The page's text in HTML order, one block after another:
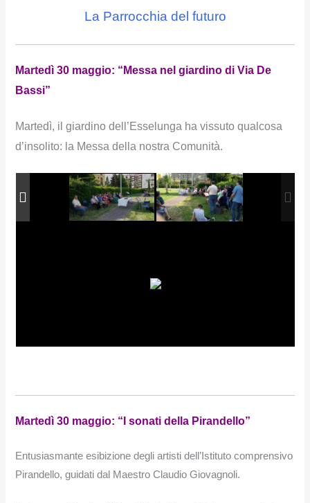
La Parrocchia del futuro
Martedì 30 maggio: “Messa nel giardino di Via De
Bassi”
Martedì, il giardino dell’Esselunga ha vissuto qualcosa
d’insolito: la Messa della nostra Comunità.
Martedì 30 maggio: “I sonati della Pirandello”
Entusiasmante esibizione degli artisti dell’Istituto comprensivo
Pirandello, guidati dal Maestro Claudio Giovagnoli.